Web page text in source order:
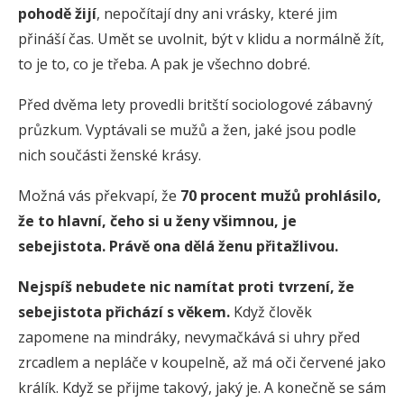
pohodě žijí, nepočítají dny ani vrásky, které jim
přináší čas. Umět se uvolnit, být v klidu a normálně žít,
to je to, co je třeba. A pak je všechno dobré.
Před dvěma lety provedli britští sociologové zábavný
průzkum. Vyptávali se mužů a žen, jaké jsou podle
nich součásti ženské krásy.
Možná vás překvapí, že 70 procent mužů prohlásilo,
že to hlavní, čeho si u ženy všimnou, je
sebejistota. Právě ona dělá ženu přitažlivou.
Nejspíš nebudete nic namítat proti tvrzení, že
sebejistota přichází s věkem. Když člověk
zapomene na mindráky, nevymačkává si uhry před
zrcadlem a nepláče v koupelně, až má oči červené jako
králík. Když se přijme takový, jaký je. A konečně se sám